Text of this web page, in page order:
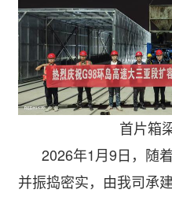
首片箱
2026年1月9日，随
并振捣密实，由我司承